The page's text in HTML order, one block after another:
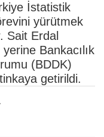
İstatistik
yürütmek
Sait Erdal
Bankacılık
(BDDK)
getirildi.